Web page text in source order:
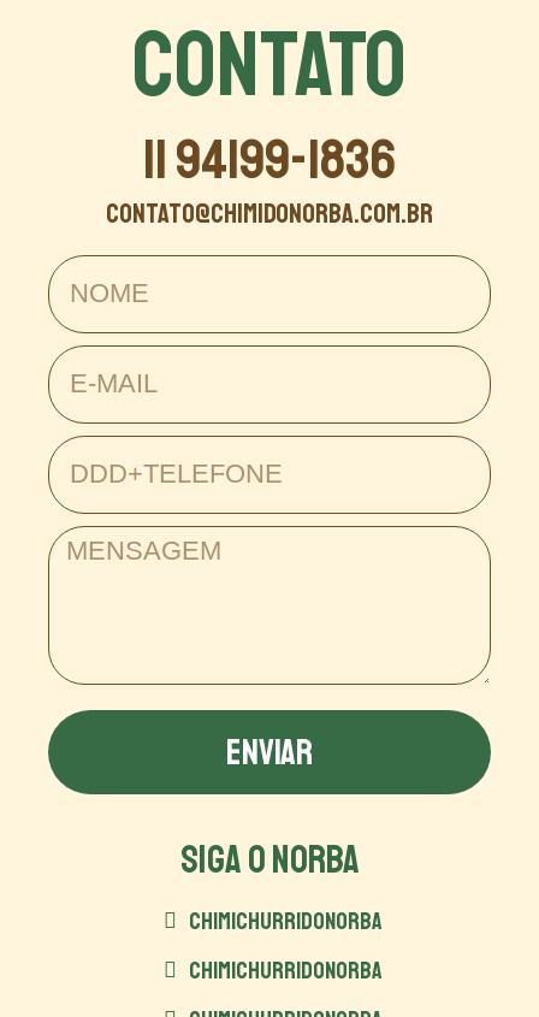
CONTATO
11 94199-1836
contato@chimidonorba.com.br
ENVIAR
SIGA O NORBA
CHIMICHURRIDONORBA
CHIMICHURRIDONORBA